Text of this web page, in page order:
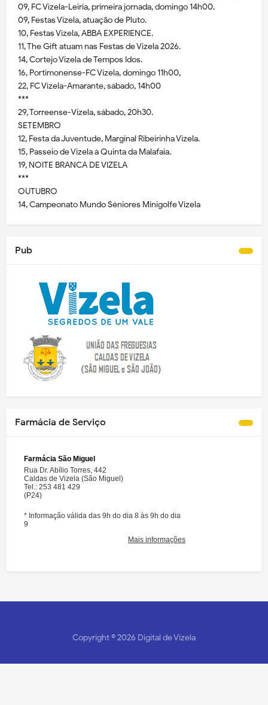
09, FC Vizela-Leiria, primeira jornada, domingo 14h00.
09, Festas Vizela, atuação de Pluto.
10, Festas Vizela, ABBA EXPERIENCE.
11, The Gift atuam nas Festas de Vizela 2026.
14, Cortejo Vizela de Tempos Idos.
16, Portimonense-FC Vizela, domingo 11h00,
22, FC Vizela-Amarante, sábado, 14h00
***
29, Torreense-Vizela, sábado, 20h30.
SETEMBRO
12, Festa da Juventude, Marginal Ribeirinha Vizela.
15, Passeio de Vizela à Quinta da Malafaia.
19, NOITE BRANCA DE VIZELA
***
OUTUBRO
14, Campeonato Mundo Séniores Minigolfe Vizela
Pub
Farmácia de Serviço
Copyright ©2026 Digital de Vizela